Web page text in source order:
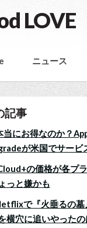
LOVE
ニュース
記事
当にお得なのか？
が米国でサービ
の価格が各プ
っと嫌かも
で『火垂るの墓
横穴に追いやった